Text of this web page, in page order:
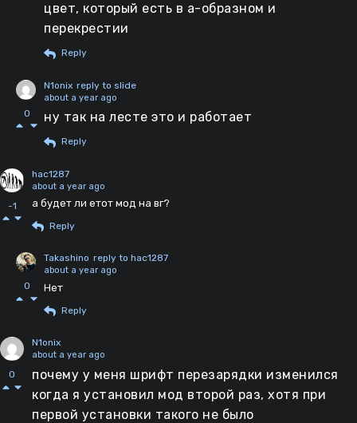
цвет, который есть в а-образном и
перекрестии
Reply
0
N1onix reply to slide
about a year ago
ну так на лесте это и работает
Reply
-1
hac1287
about a year ago
а будет ли етот мод на вг?
Reply
0
Takashino reply to hac1287
about a year ago
Нет
Reply
0
N1onix
about a year ago
почему у меня шрифт перезарядки изменился
когда я установил мод второй раз, хотя при
первой установки такого не было